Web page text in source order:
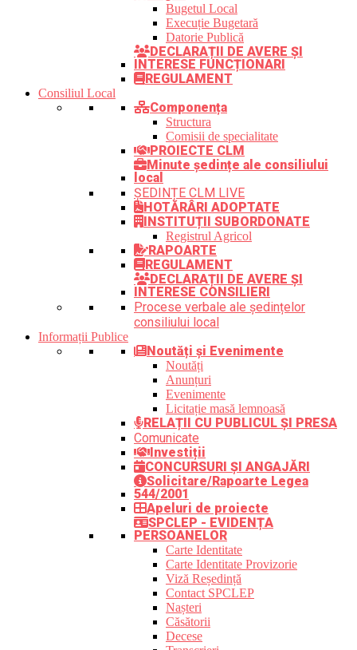
Bugetul Local
Execuție Bugetară
Datorie Publică
DECLARAȚII DE AVERE ȘI
INTERESE FUNCȚIONARI
REGULAMENT
Consiliul Local
Componența
Structura
Comisii de specialitate
PROIECTE CLM
Minute ședințe ale consiliului
local
ȘEDINȚE CLM LIVE
HOTĂRÂRI ADOPTATE
INSTITUȚII SUBORDONATE
Registrul Agricol
RAPOARTE
REGULAMENT
DECLARAȚII DE AVERE ȘI
INTERESE CONSILIERI
Procese verbale ale ședințelor
consiliului local
Informații Publice
Noutăți și Evenimente
Noutăți
Anunțuri
Evenimente
Licitație masă lemnoasă
RELAȚII CU PUBLICUL ȘI PRESA
Comunicate
Investiții
CONCURSURI ȘI ANGAJĂRI
Solicitare/Rapoarte Legea
544/2001
Apeluri de proiecte
SPCLEP - EVIDENȚA
PERSOANELOR
Carte Identitate
Carte Identitate Provizorie
Viză Reședință
Contact SPCLEP
Nașteri
Căsătorii
Decese